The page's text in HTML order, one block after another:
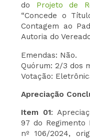
do Projeto de
“Concede o
Contagem ao
Autoria do
Emendas: Não.
Quórum: 2/3 dos
Votação:
Apreciação
Item 01:
97 do
nº 106/2024,